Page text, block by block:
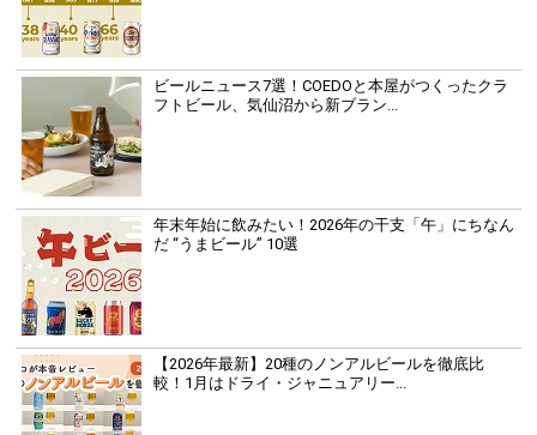
ビールニュース7選！COEDOと本屋がつくったクラ
フトビール、気仙沼から新ブラン...
年末年始に飲みたい！2026年の干支「午」にちなん
だ “うまビール” 10選
【2026年最新】20種のノンアルビールを徹底比
較！1月はドライ・ジャニュアリー...